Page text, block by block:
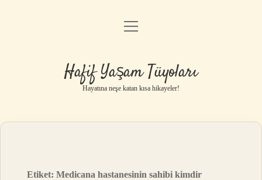
Anasayfa
Yasal Uyarı
menüyü
Hafif Yaşam Tüyoları
Hayatına neşe katan kısa hikayeler!
Etiket:Medicana hastanesinin sahibi kimdir